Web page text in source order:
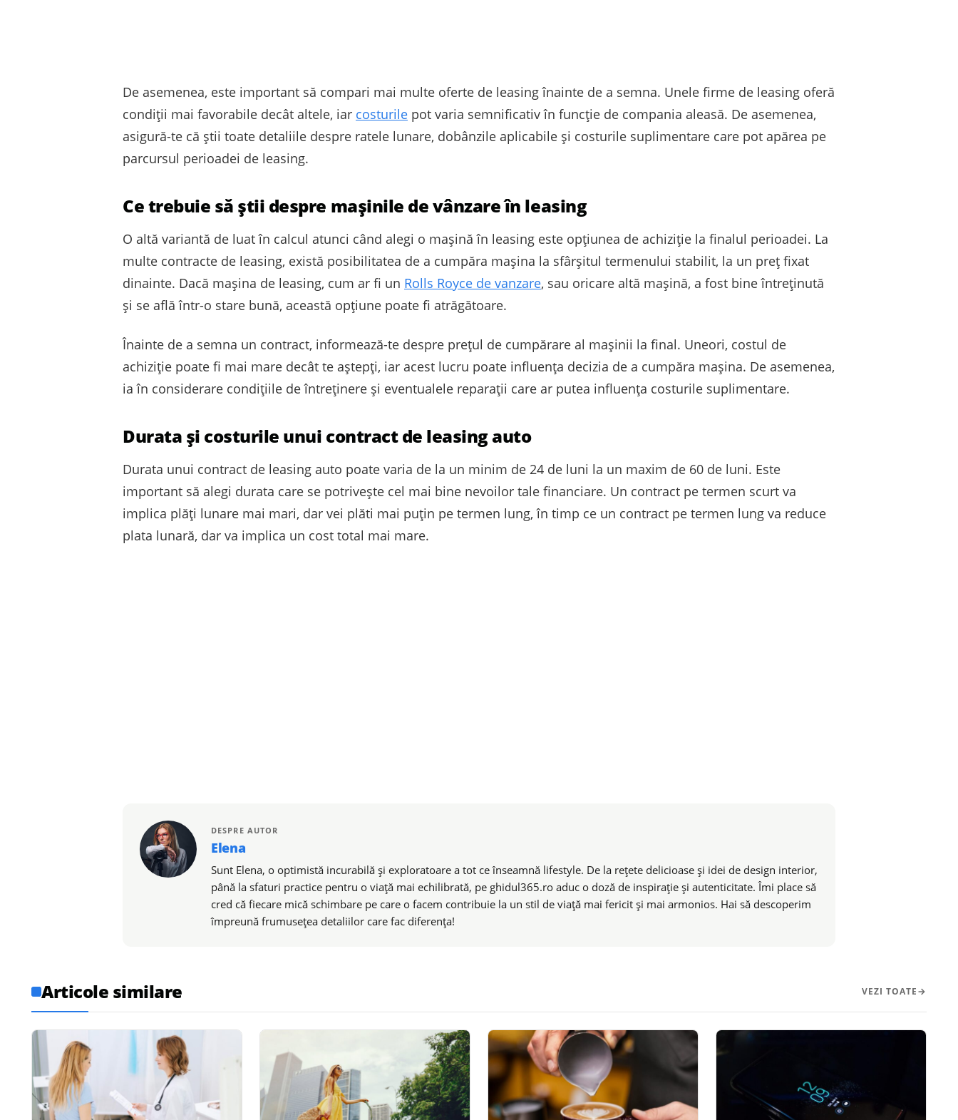
De asemenea, este important să compari mai multe oferte de leasing înainte de a semna. Unele firme de leasing oferă
condiții mai favorabile decât altele, iar costurile pot varia semnificativ în funcție de compania aleasă. De asemenea,
asigură-te că știi toate detaliile despre ratele lunare, dobânzile aplicabile și costurile suplimentare care pot apărea pe
parcursul perioadei de leasing.
Ce trebuie să știi despre mașinile de vânzare în leasing
O altă variantă de luat în calcul atunci când alegi o mașină în leasing este opțiunea de achiziție la finalul perioadei. La
multe contracte de leasing, există posibilitatea de a cumpăra mașina la sfârșitul termenului stabilit, la un preț fixat
dinainte. Dacă mașina de leasing, cum ar fi un Rolls Royce de vanzare, sau oricare altă mașină, a fost bine întreținută
și se află într-o stare bună, această opțiune poate fi atrăgătoare.
Înainte de a semna un contract, informează-te despre prețul de cumpărare al mașinii la final. Uneori, costul de
achiziție poate fi mai mare decât te aștepți, iar acest lucru poate influența decizia de a cumpăra mașina. De asemenea,
ia în considerare condițiile de întreținere și eventualele reparații care ar putea influența costurile suplimentare.
Durata și costurile unui contract de leasing auto
Durata unui contract de leasing auto poate varia de la un minim de 24 de luni la un maxim de 60 de luni. Este
important să alegi durata care se potrivește cel mai bine nevoilor tale financiare. Un contract pe termen scurt va
implica plăți lunare mai mari, dar vei plăti mai puțin pe termen lung, în timp ce un contract pe termen lung va reduce
plata lunară, dar va implica un cost total mai mare.
DESPRE AUTOR
Elena
Sunt Elena, o optimistă incurabilă și exploratoare a tot ce înseamnă lifestyle. De la rețete delicioase și idei de design interior,
până la sfaturi practice pentru o viață mai echilibrată, pe ghidul365.ro aduc o doză de inspirație și autenticitate. Îmi place să
cred că fiecare mică schimbare pe care o facem contribuie la un stil de viață mai fericit și mai armonios. Hai să descoperim
împreună frumusețea detaliilor care fac diferența!
Articole similare VEZI TOATE